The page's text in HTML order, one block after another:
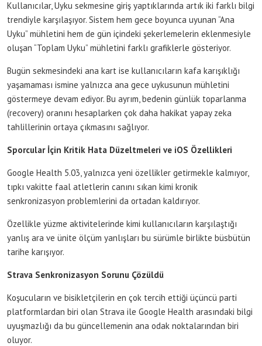
Kullanıcılar, Uyku sekmesine giriş yaptıklarında artık iki farklı bilgi
trendiyle karşılaşıyor. Sistem hem gece boyunca uyunan “Ana
Uyku” mühletini hem de gün içindeki şekerlemelerin eklenmesiyle
oluşan “Toplam Uyku” mühletini farklı grafiklerle gösteriyor.
Bugün sekmesindeki ana kart ise kullanıcıların kafa karışıklığı
yaşamaması ismine yalnızca ana gece uykusunun mühletini
göstermeye devam ediyor. Bu ayrım, bedenin günlük toparlanma
(recovery) oranını hesaplarken çok daha hakikat yapay zeka
tahlillerinin ortaya çıkmasını sağlıyor.
Sporcular İçin Kritik Hata Düzeltmeleri ve iOS Özellikleri
Google Health 5.03, yalnızca yeni özellikler getirmekle kalmıyor,
tıpkı vakitte faal atletlerin canını sıkan kimi kronik
senkronizasyon problemlerini da ortadan kaldırıyor.
Özellikle yüzme aktivitelerinde kimi kullanıcıların karşılaştığı
yanlış ara ve ünite ölçüm yanlışları bu sürümle birlikte büsbütün
tarihe karışıyor.
Strava Senkronizasyon Sorunu Çözüldü
Koşucuların ve bisikletçilerin en çok tercih ettiği üçüncü parti
platformlardan biri olan Strava ile Google Health arasındaki bilgi
uyuşmazlığı da bu güncellemenin ana odak noktalarından biri
oluyor.